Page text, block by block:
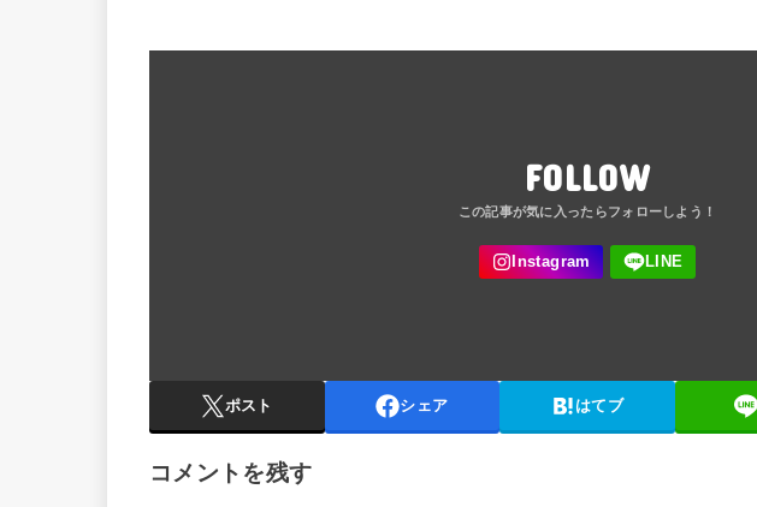
FOLLOW
ポスト シェア はてブ
コメントを残す